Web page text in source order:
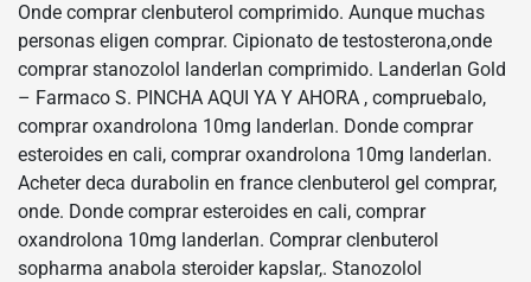
Onde comprar clenbuterol comprimido. Aunque muchas
personas eligen comprar. Cipionato de testosterona,onde
comprar stanozolol landerlan comprimido. Landerlan Gold
– Farmaco S. PINCHA AQUI YA Y AHORA , compruebalo,
comprar oxandrolona 10mg landerlan. Donde comprar
esteroides en cali, comprar oxandrolona 10mg landerlan.
Acheter deca durabolin en france clenbuterol gel comprar,
onde. Donde comprar esteroides en cali, comprar
oxandrolona 10mg landerlan. Comprar clenbuterol
sopharma anabola steroider kapslar,. Stanozolol